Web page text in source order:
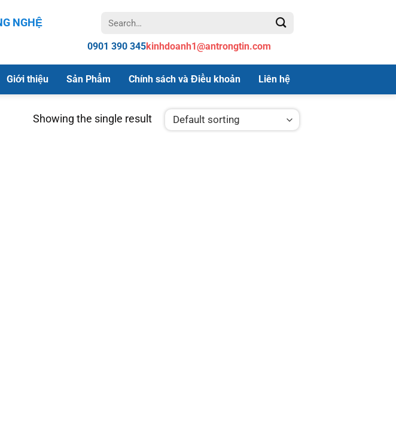
NGHỆ
0901 390 345kinhdoanh1@antrongtin.com
Giới thiệu Sản Phẩm Chính sách và Điều khoản Liên hệ
Showing the single result